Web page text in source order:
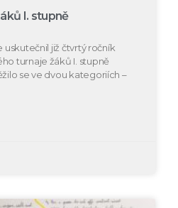
I. stupně
uskutečnil již čtvrtý ročník
turnaje žáků I. stupně
se ve dvou kategoriích –